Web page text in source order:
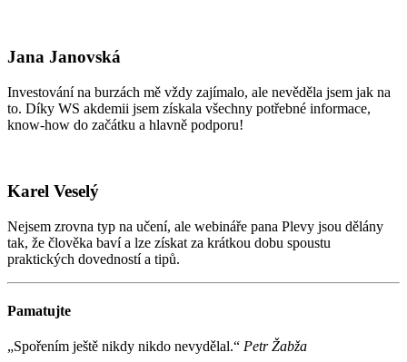
Jana Janovská
Investování na burzách mě vždy zajímalo, ale nevěděla jsem jak na
to. Díky WS akdemii jsem získala všechny potřebné informace,
know-how do začátku a hlavně podporu!
Karel Veselý
Nejsem zrovna typ na učení, ale webináře pana Plevy jsou dělány
tak, že člověka baví a lze získat za krátkou dobu spoustu
praktických dovedností a tipů.
Pamatujte
„Spořením ještě nikdy nikdo nevydělal.“ Petr Žabža